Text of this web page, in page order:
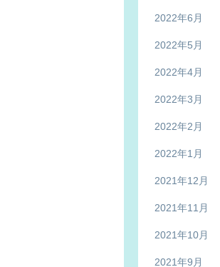
2022年6月
2022年5月
2022年4月
2022年3月
2022年2月
2022年1月
2021年12月
2021年11月
2021年10月
2021年9月